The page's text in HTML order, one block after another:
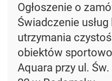
Ogłoszenie o
Świadczenie
utrzymania
obiektów
Aquara przy ul.